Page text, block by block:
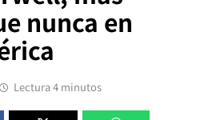
nunca en
Lectura 4 minutos